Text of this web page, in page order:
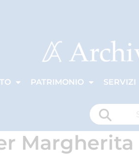
PATRIMONIO SERVIZI
Margherita